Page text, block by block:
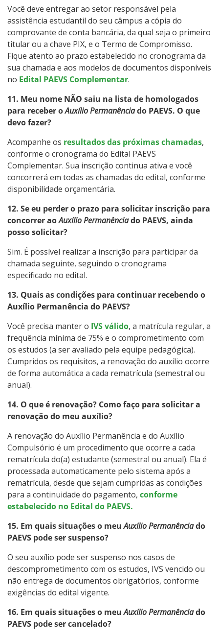
Você deve entregar ao setor responsável pela
assistência estudantil do seu câmpus a cópia do
comprovante de conta bancária, da qual seja o primeiro
titular ou a chave PIX, e o Termo de Compromisso.
Fique atento ao prazo estabelecido no cronograma da
sua chamada e aos modelos de documentos disponíveis
no Edital PAEVS Complementar.
11. Meu nome NÃO saiu na lista de homologados
para receber oAuxílio Permanênciado PAEVS. O que
devo fazer?
Acompanhe os resultados das próximas chamadas,
conforme o cronograma do Edital PAEVS
Complementar. Sua inscrição continua ativa e você
concorrerá em todas as chamadas do edital, conforme
disponibilidade orçamentária.
12. Se eu perder o prazo para solicitar inscrição para
concorrer aoAuxílio Permanênciado PAEVS, ainda
posso solicitar?
Sim. É possível realizar a inscrição para participar da
chamada seguinte, seguindo o cronograma
especificado no edital.
13. Quais as condições para continuar recebendo o
Auxílio Permanência do PAEVS?
Você precisa manter o IVS válido, a matrícula regular, a
frequência mínima de 75% e o comprometimento com
os estudos (a ser avaliado pela equipe pedagógica).
Cumpridos os requisitos, a renovação do auxílio ocorre
de forma automática a cada rematrícula (semestral ou
anual).
14. O que é renovação? Como faço para solicitar a
renovação do meu auxílio?
A renovação do Auxílio Permanência e do Auxílio
Compulsório é um procedimento que ocorre a cada
rematrícula do(a) estudante (semestral ou anual). Ela é
processada automaticamente pelo sistema após a
rematrícula, desde que sejam cumpridas as condições
para a continuidade do pagamento, conforme
estabelecido no Edital do PAEVS.
15. Em quais situações o meuAuxílio Permanênciado
PAEVS pode ser suspenso?
O seu auxílio pode ser suspenso nos casos de
descomprometimento com os estudos, IVS vencido ou
não entrega de documentos obrigatórios, conforme
exigências do edital vigente.
16. Em quais situações o meuAuxílio Permanênciado
PAEVS pode ser cancelado?